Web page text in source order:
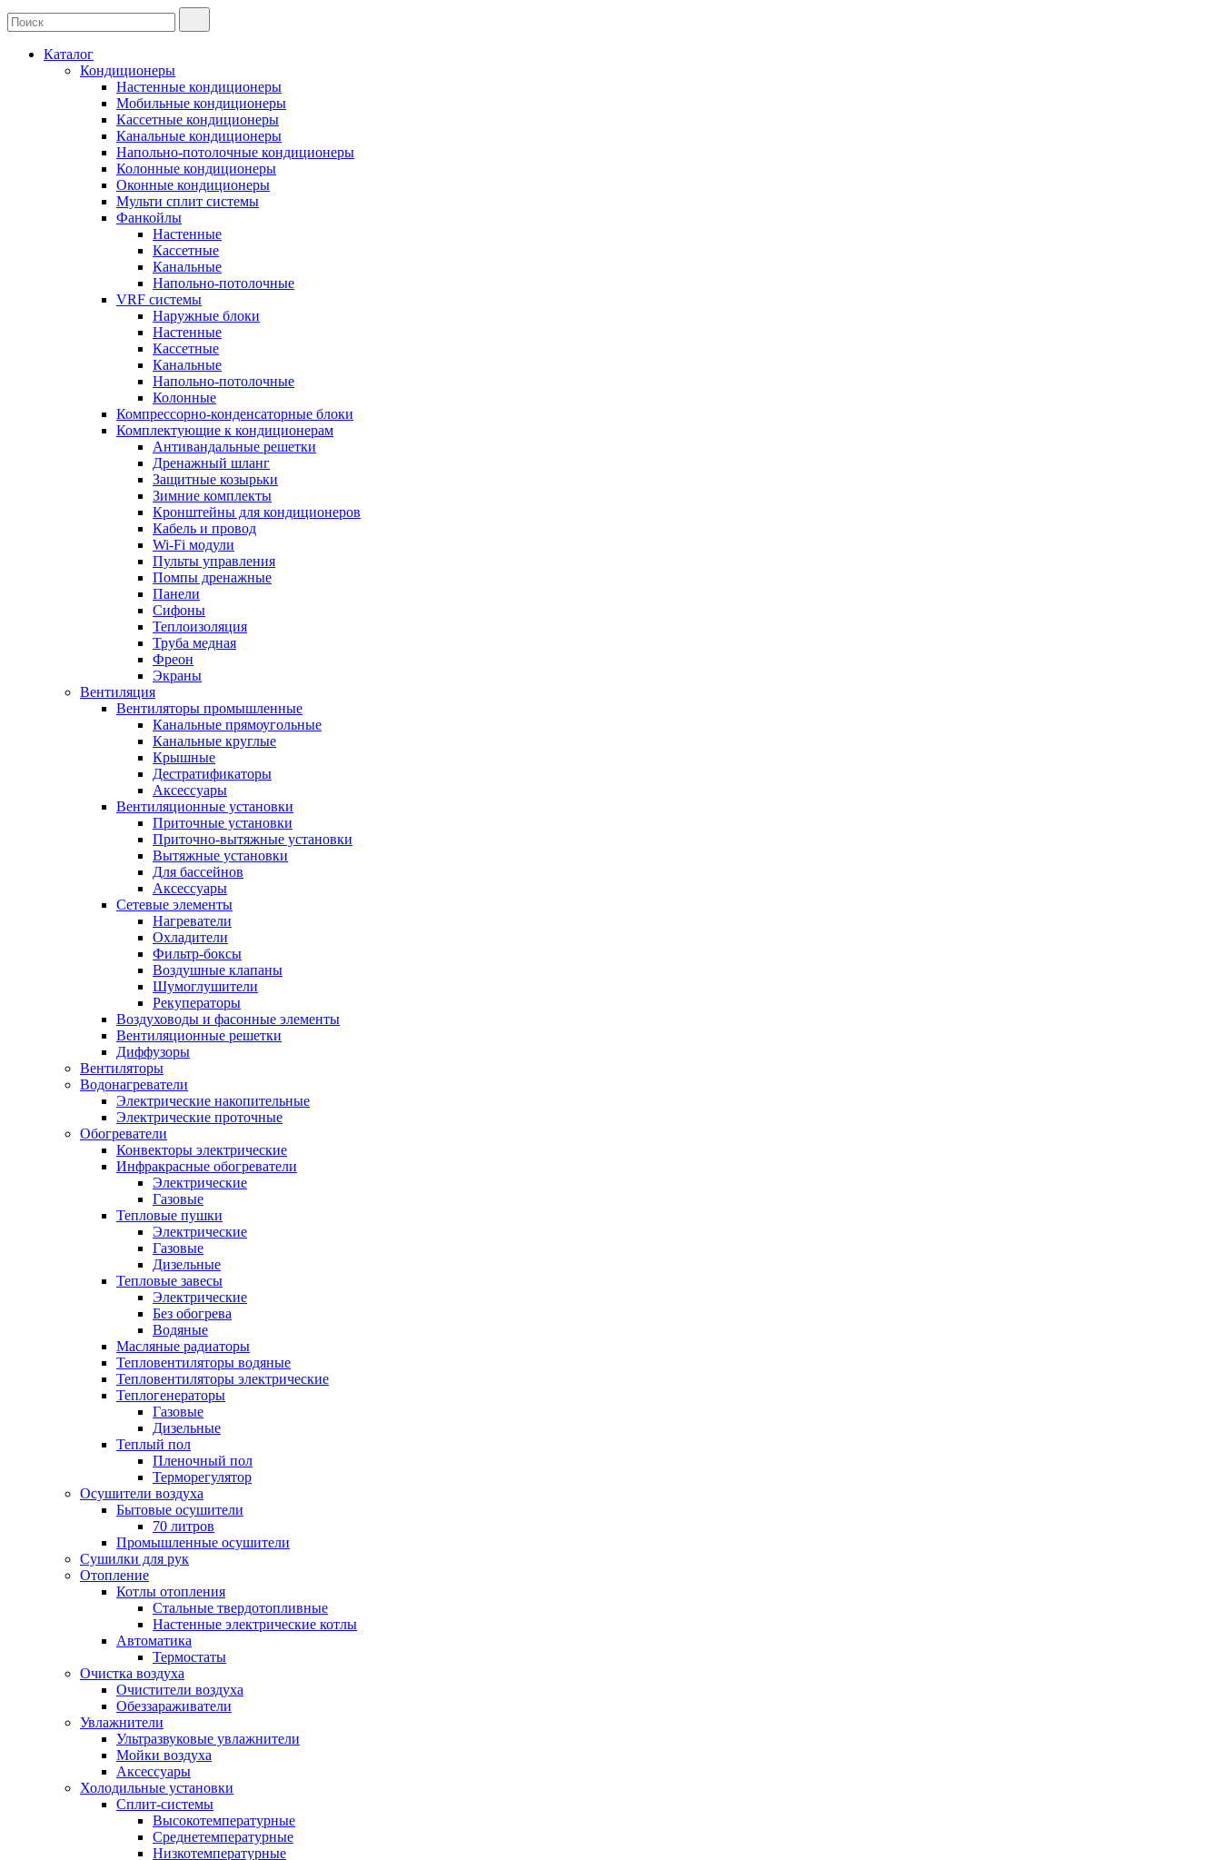
Каталог
Кондиционеры
Настенные кондиционеры
Мобильные кондиционеры
Кассетные кондиционеры
Канальные кондиционеры
Напольно-потолочные кондиционеры
Колонные кондиционеры
Оконные кондиционеры
Мульти сплит системы
Фанкойлы
Настенные
Кассетные
Канальные
Напольно-потолочные
VRF системы
Наружные блоки
Настенные
Кассетные
Канальные
Напольно-потолочные
Колонные
Компрессорно-конденсаторные блоки
Комплектующие к кондиционерам
Антивандальные решетки
Дренажный шланг
Защитные козырьки
Зимние комплекты
Кронштейны для кондиционеров
Кабель и провод
Wi-Fi модули
Пульты управления
Помпы дренажные
Панели
Сифоны
Теплоизоляция
Труба медная
Фреон
Экраны
Вентиляция
Вентиляторы промышленные
Канальные прямоугольные
Канальные круглые
Крышные
Дестратификаторы
Аксессуары
Вентиляционные установки
Приточные установки
Приточно-вытяжные установки
Вытяжные установки
Для бассейнов
Аксессуары
Сетевые элементы
Нагреватели
Охладители
Фильтр-боксы
Воздушные клапаны
Шумоглушители
Рекуператоры
Воздуховоды и фасонные элементы
Вентиляционные решетки
Диффузоры
Вентиляторы
Водонагреватели
Электрические накопительные
Электрические проточные
Обогреватели
Конвекторы электрические
Инфракрасные обогреватели
Электрические
Газовые
Тепловые пушки
Электрические
Газовые
Дизельные
Тепловые завесы
Электрические
Без обогрева
Водяные
Масляные радиаторы
Тепловентиляторы водяные
Тепловентиляторы электрические
Теплогенераторы
Газовые
Дизельные
Теплый пол
Пленочный пол
Терморегулятор
Осушители воздуха
Бытовые осушители
70 литров
Промышленные осушители
Сушилки для рук
Отопление
Котлы отопления
Стальные твердотопливные
Настенные электрические котлы
Автоматика
Термостаты
Очистка воздуха
Очистители воздуха
Обеззараживатели
Увлажнители
Ультразвуковые увлажнители
Мойки воздуха
Аксессуары
Холодильные установки
Сплит-системы
Высокотемпературные
Среднетемпературные
Низкотемпературные